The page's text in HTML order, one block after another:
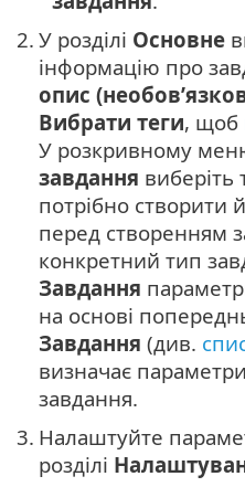
2. У розділі Основне
інформацію про
опис
Вибрати теги, щоб
У розкривному
завдання виберіть
потрібно
перед створенням
конкретний тип
Завдання
на основі
Завдання (див.
визначає
завдання.
3. Налаштуйте
розділі